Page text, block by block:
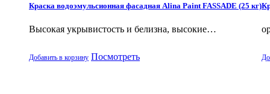
Краска водоэмульсионная фасадная Alina Paint FASSADE (25 кг)
Высокая укрывистость и белизна, высокие…
Добавить в корзину Посмотреть